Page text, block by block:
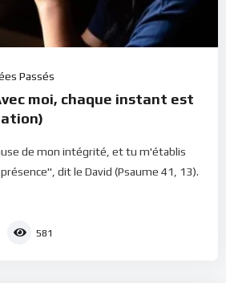
Passés
moi, chaque instant est
de mon intégrité, et tu m'établis
dit le David (Psaume 41, 13).
581